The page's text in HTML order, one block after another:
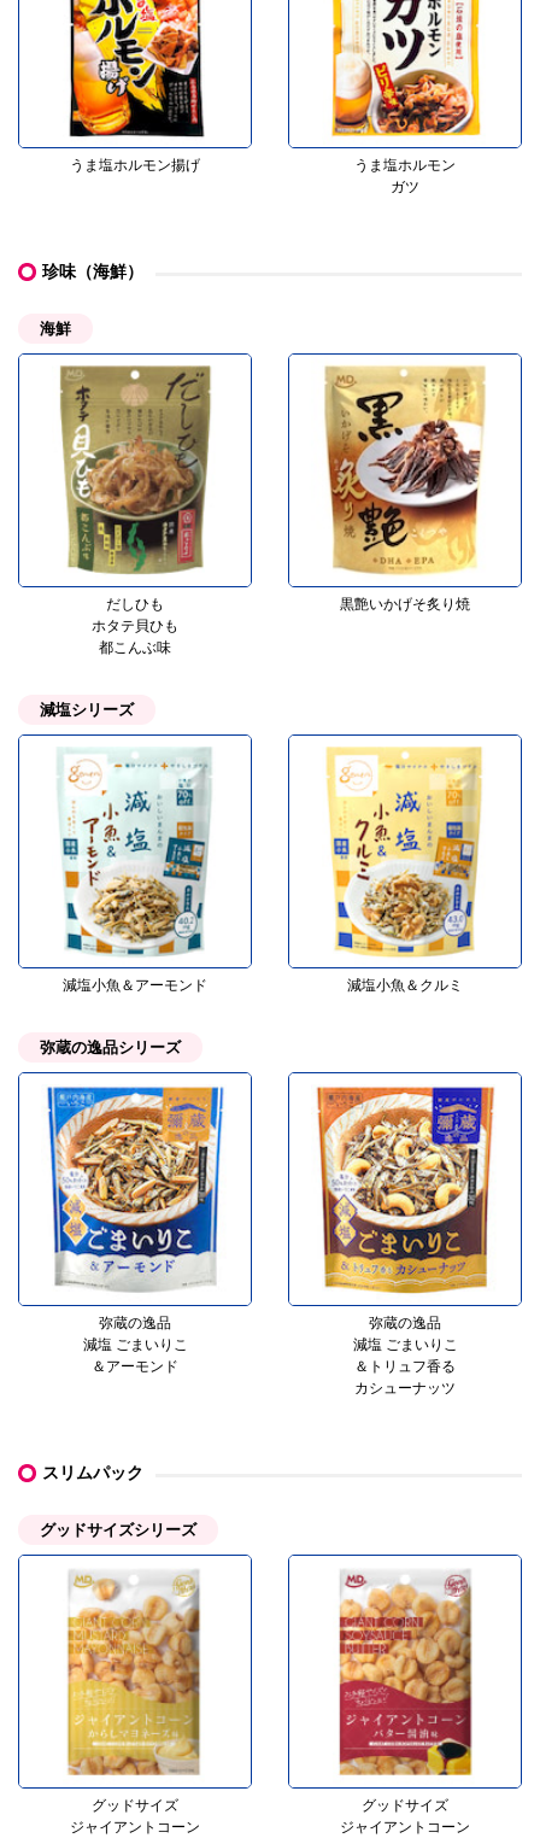
うま塩ホルモン揚げ
うま塩ホルモン
ガツ
珍味（海鮮）
海鮮
だしひも
ホタテ貝ひも
都こんぶ味
黒艶いかげそ炙り焼
減塩シリーズ
減塩小魚＆アーモンド 減塩小魚＆クルミ
弥蔵の逸品シリーズ
弥蔵の逸品
減塩 ごまいりこ
＆アーモンド
弥蔵の逸品
減塩 ごまいりこ
＆トリュフ香る
カシューナッツ
スリムパック
グッドサイズシリーズ
グッドサイズ
ジャイアントコーン
グッドサイズ
ジャイアントコーン